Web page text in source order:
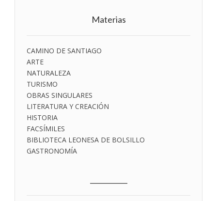
Materias
CAMINO DE SANTIAGO
ARTE
NATURALEZA
TURISMO
OBRAS SINGULARES
LITERATURA Y CREACIÓN
HISTORIA
FACSÍMILES
BIBLIOTECA LEONESA DE BOLSILLO
GASTRONOMÍA